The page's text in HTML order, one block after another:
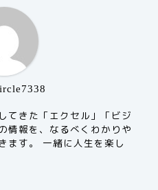
てきた「エクセル」「ビジ
情報を、なるべくわかりや
ます。 一緒に人生を楽し